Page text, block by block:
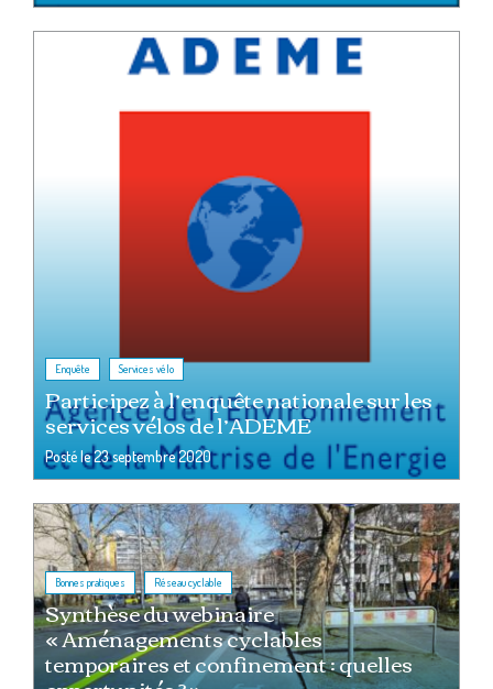
Enquête Services vélo
Participez à l’enquête nationale sur les
services vélos de l’ADEME
Posté le23 septembre 2020
Bonnes pratiques , Réseau cyclable
Synthèse du webinaire
« Aménagements cyclables
temporaires et confinement : quelles